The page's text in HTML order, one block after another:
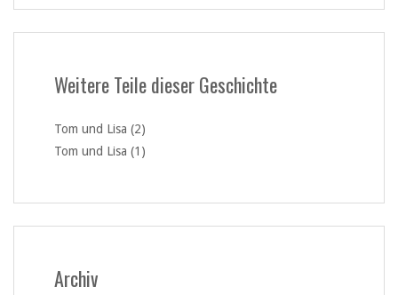
Weitere Teile dieser Geschichte
Tom und Lisa (2)
Tom und Lisa (1)
Archiv